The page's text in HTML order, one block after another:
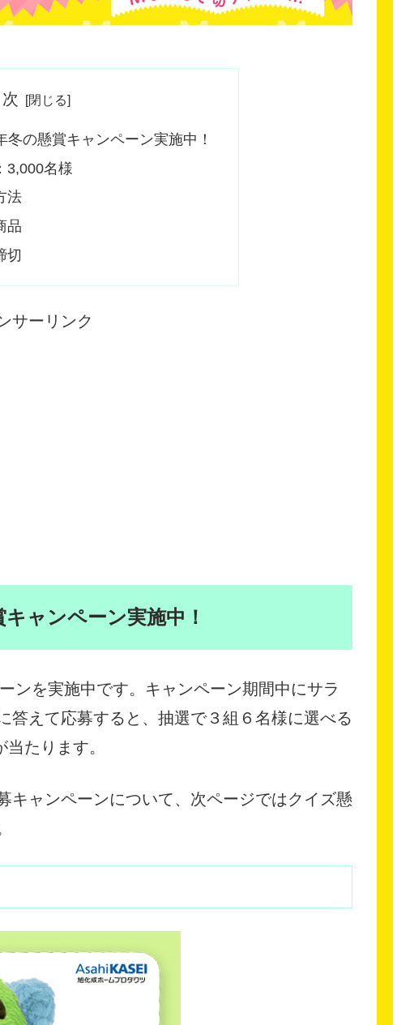
次
の懸賞キャンペーン実施中！
3,000名様
法
品
切
サーリンク
ャンペーン実施中！
ンを実施中です。キャンペーン期間中にサラ
答えて応募すると、抽選で３組６名様に選べる
たります。
キャンペーンについて、次ページではクイズ懸